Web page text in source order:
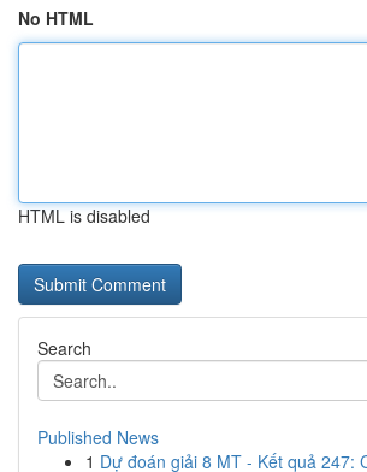
No HTML
HTML is disabled
Search
Published News
1 Dự đoán giải 8 MT - Kết quả 247: